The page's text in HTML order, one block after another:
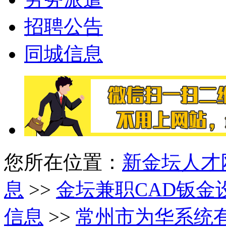
招聘公告
同城信息
您所在位置： 新金坛人才
息 >> 金坛兼职CAD钣金
信息 >> 常州市为华系统